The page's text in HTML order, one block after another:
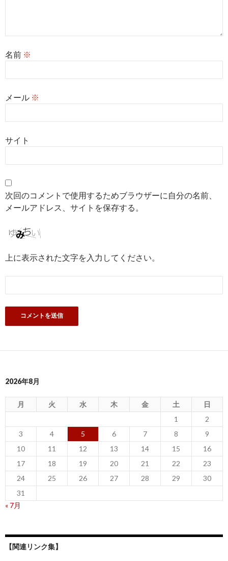
名前 ※
メール ※
サイト
次回のコメントで使用するためブラウザーに自分の名前、
メールアドレス、サイトを保存する。
上に表示された文字を入力してください。
2026年8月
月 火 水 木 金 土
日
1
2
3
4 5 6 7 8
9
10
11 12 13 14 15
16
17
18 19 20 21 22
23
24
25 26 27 28 29
30
31
« 7月
【関連リンク集】